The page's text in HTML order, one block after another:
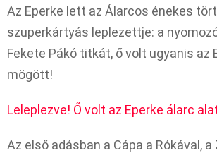
Az Eperke lett az Álarcos énekes
szuperkártyás leplezettje: a
Fekete Pákó titkát, ő volt ugyanis az
mögött!
Leleplezve! Ő volt az Eperke álarc
Az első adásban a Cápa a Rókával, a